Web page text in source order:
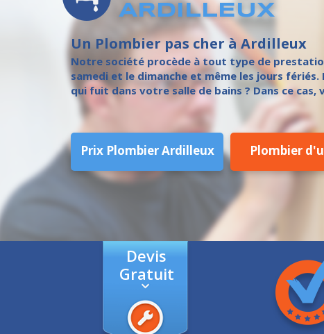
ARDILLEUX
Un Plombier pas cher à Ardilleux
Notre société procède à tout type de
samedi et le dimanche et même les jours
qui fuit dans votre salle de bains ? Dans ce
Prix Plombier Ardilleux Plombier
Devis
Gratuit